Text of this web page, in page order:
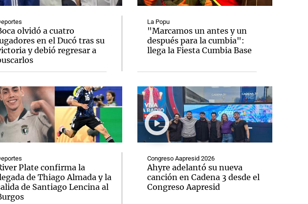
olvidó a cuatro
en el Ducó tras su
y debió regresar a
Plate confirma la
de Thiago Almada y la
de Santiago Lencina al
La Popu
"Marcamos un antes y un
después para la cumbia":
llega la Fiesta Cumbia Base
Congreso Aapresid 2026
Ahyre adelantó su nueva
canción en Cadena 3 desde el
Congreso Aapresid
Notas
Cadena 3 en Groenlandia
Notas